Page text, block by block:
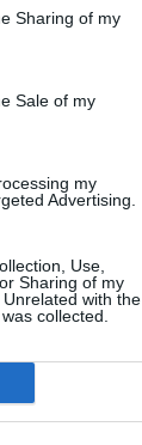
Sharing of my
Sale of my
my
Advertising.
Use,
Sharing of my
with the
collected.